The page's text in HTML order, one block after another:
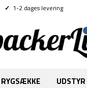
✓ 1-2 dages levering
RYGSÆKKE UDSTYR